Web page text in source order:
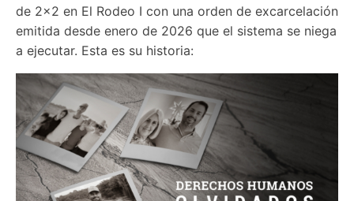
de 2x2 en El Rodeo I con una orden de excarcelación
emitida desde enero de 2026 que el sistema se niega
a ejecutar. Esta es su historia: